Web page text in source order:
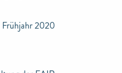
Frühjahr 2020